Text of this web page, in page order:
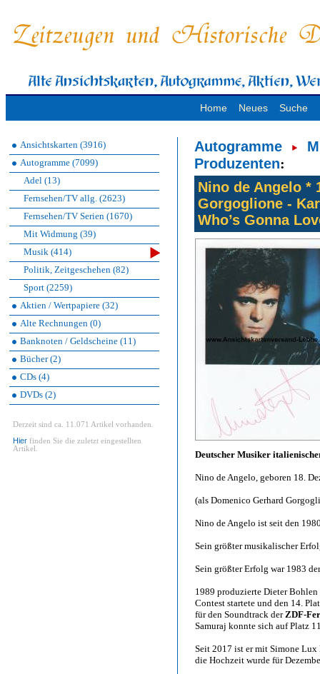
Home Neues Suche
Ansichtskarten (3916)
Autogramme (7099)
Adel (13)
Fernsehen/TV allg. (2623)
Fernsehen/TV Serien (1670)
Mit Widmung (39)
Musik (414)
Politik, Zeitgeschehen (82)
Sport (2259)
Aktien / Wertpapiere (32)
Alte Rechnungen (0)
Banknoten / Geldscheine (11)
Bücher (2)
CDs (4)
DVDs (2)
Derzeit sind ca. 11.071 Artikel vorhanden.
Hier finden Sie die zuletzt eingestellten
Artikel.
Autogramme
Produzenten:
Nino de Angelo *
Gorgoglione -
Who’s Gonna
Deutscher Musiker
Nino de Angelo, geboren 18.
(als Domenico Gerhard
Nino de Angelo ist seit den
Sein größter musikalischer
Sein größter Erfolg war 1983
1989 produzierte Dieter
Contest startete und den 14.
für den Soundtrack derZDF-
Samuraj konnte sich auf Platz
Seit 2017 ist er mit Simone
die Hochzeit wurde für